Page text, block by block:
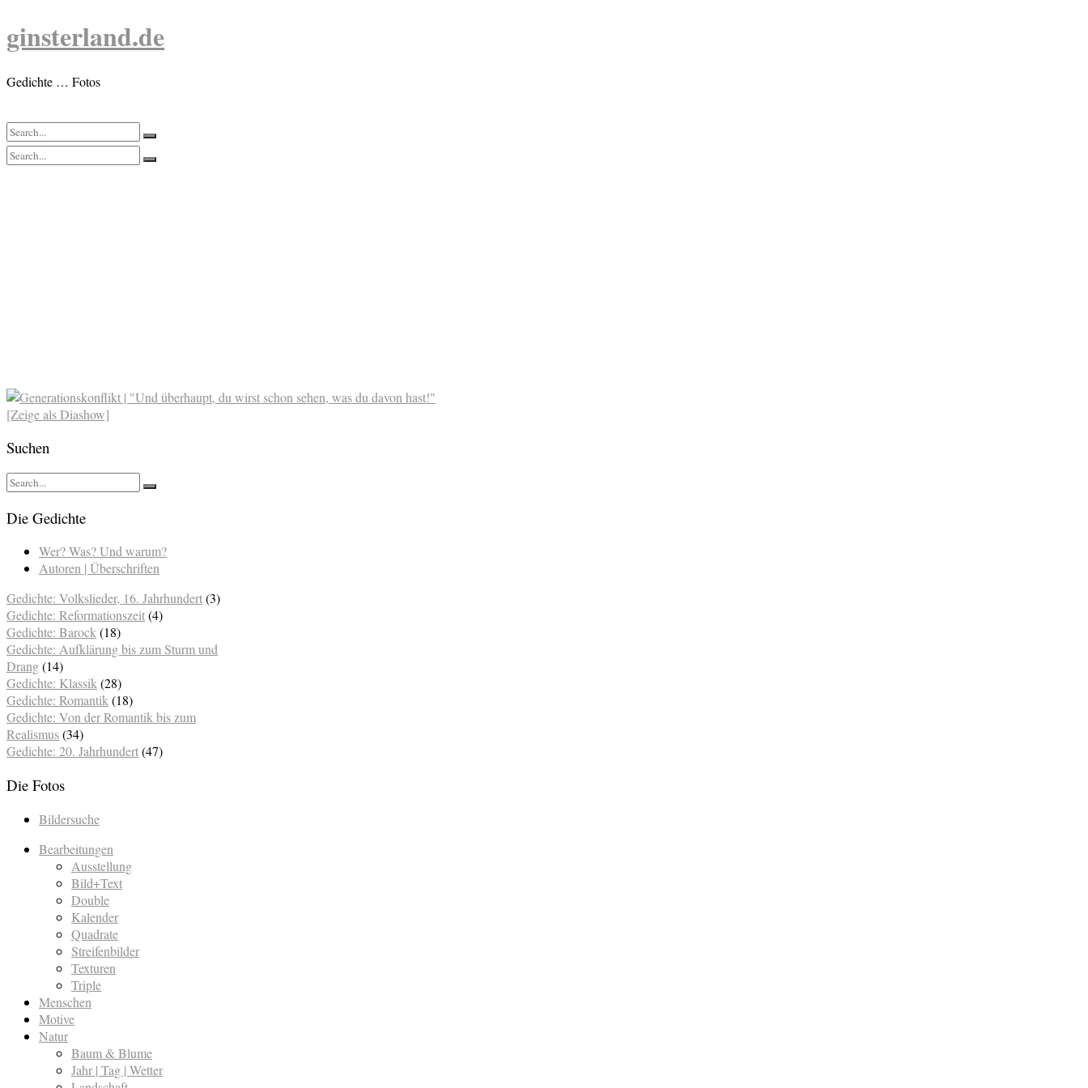
Skip
to
ginsterland.de
Gedichte … Fotos
[Zeige als Diashow]
Suchen
Die Gedichte
Wer? Was? Und warum?
Autoren | Überschriften
Gedichte: Volkslieder, 16. Jahrhundert(3)
Gedichte: Reformationszeit(4)
Gedichte: Barock(18)
Gedichte: Aufklärung bis zum Sturm und
Drang(14)
Gedichte: Klassik(28)
Gedichte: Romantik(18)
Gedichte: Von der Romantik bis zum
Realismus(34)
Gedichte: 20. Jahrhundert(47)
Die Fotos
Bildersuche
Bearbeitungen
Ausstellung
Bild+Text
Double
Kalender
Quadrate
Streifenbilder
Texturen
Triple
Menschen
Motive
Natur
Baum & Blume
Jahr | Tag | Wetter